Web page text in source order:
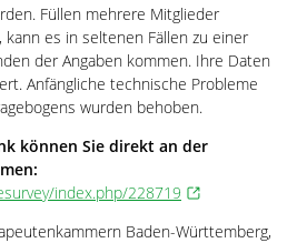
Füllen mehrere Mitglieder
kann es in seltenen Fällen zu einer
der Angaben kommen. Ihre Daten
Anfängliche technische Probleme
wurden behoben.
können Sie direkt an der
index.php/228719
Baden-Württemberg,